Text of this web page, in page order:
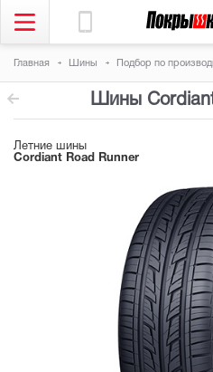
Главная Шины Подбор по
Шины
Летние шины
Cordiant Road Runner